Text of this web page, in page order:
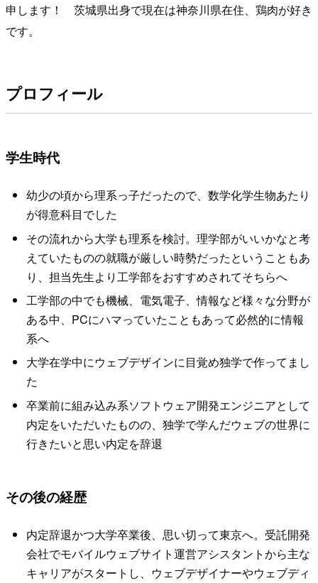
申します！ 茨城県出身で現在は神奈川県在住、鶏肉が好き
です。
プロフィール
学生時代
幼少の頃から理系っ子だったので、数学化学生物あたり
が得意科目でした
その流れから大学も理系を検討。理学部がいいかなと考
えていたものの就職が厳しい時勢だったということもあ
り、担当先生より工学部をおすすめされてそちらへ
工学部の中でも機械、電気電子、情報など様々な分野が
ある中、PCにハマっていたこともあって必然的に情報
系へ
大学在学中にウェブデザインに目覚め独学で作ってまし
た
卒業前に組み込み系ソフトウェア開発エンジニアとして
内定をいただいたものの、独学で学んだウェブの世界に
行きたいと思い内定を辞退
その後の経歴
内定辞退かつ大学卒業後、思い切って東京へ。受託開発
会社でモバイルウェブサイト運営アシスタントから主な
キャリアがスタートし、ウェブデザイナーやウェブディ